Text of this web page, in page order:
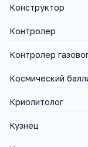
Конструктор
Контролер
Контролер
Космический
Криолитолог
Кузнец